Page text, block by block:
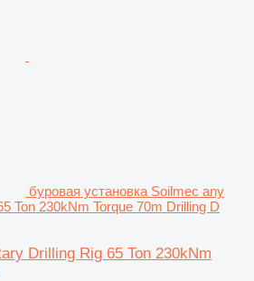
буровая установка Soilmec any
Ton 230kNm Torque 70m Drilling D
Drilling Rig 65 Ton 230kNm